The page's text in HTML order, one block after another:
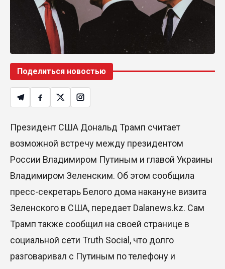
Димаш Кудайберген выпустил клип с красивой
хореографией на народную песню
31 Июл. 2026 14:11
Роботы-доставщики вышли на улицы Астаны
31 Июл. 2026 10:58
индустриально-экологического
деревообрабатывающего парка полного цикла
Июль и август — непростое время для
аллергиков. Как создать дома пространство, где
действительно легче дышать
29 Июл. 2026 12:18
HONOR расширяет стратегию бизнеса и
Поделиться новостью
Президент США Дональд Трамп считает
возможной встречу между президентом
России Владимиром Путиным и главой Украины
Владимиром Зеленским. Об этом сообщила
пресс-секретарь Белого дома накануне визита
Зеленского в США, передает Dalanews.kz. Сам
Трамп также сообщил на своей странице в
социальной сети Truth Social, что долго
разговаривал с Путиным по телефону и